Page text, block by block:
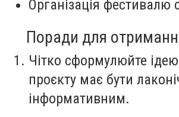
Організація фестивалю
Поради для
Чітко сформулюйте
проєкту має бути
інформативним.